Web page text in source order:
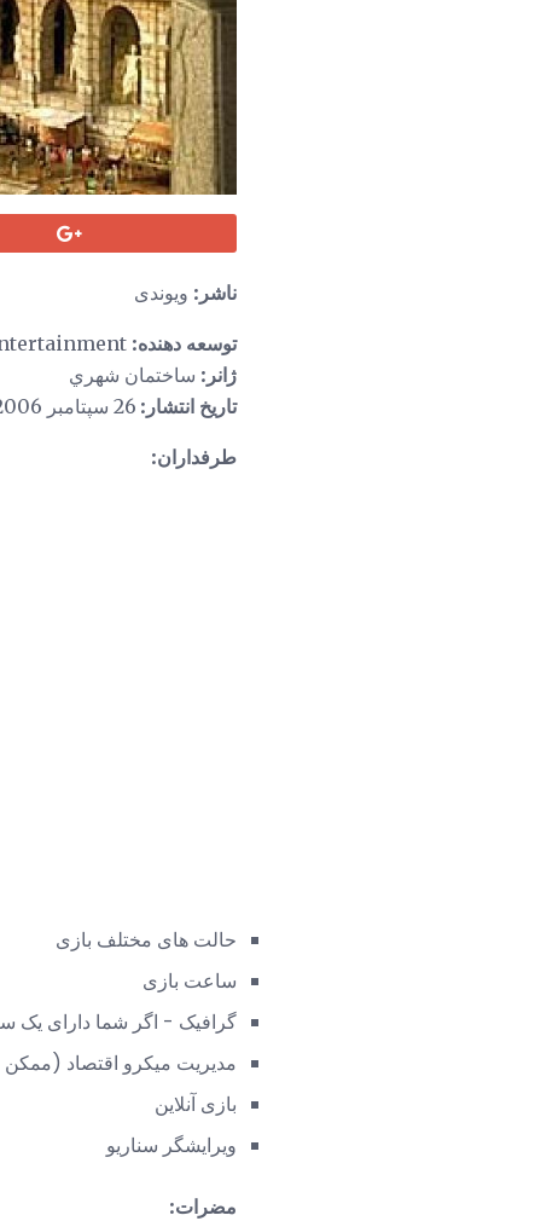
ناشر: ویوندی
توسعه دهنده:
ژانر: ساختمان شهري
تاریخ انتشار:
طرفداران:
حالت های مختلف بازی
ساعت بازی
گرافیک - اگر شما دارای یک
مدیریت میکرو اقتصاد
بازی آنلاین
ویرایشگر سناریو
مضرات: